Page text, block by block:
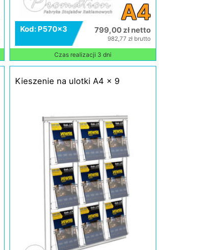
A4
Kod: P570x3 799,00 zł netto
982,77 zł brutto
Czas realizacji 3 dni
Kieszenie na ulotki A4 x 9